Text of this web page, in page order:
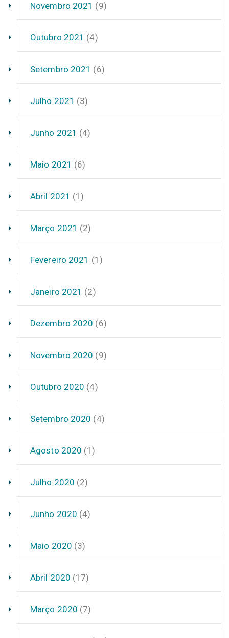
Novembro 2021 (9)
Outubro 2021 (4)
Setembro 2021 (6)
Julho 2021 (3)
Junho 2021 (4)
Maio 2021 (6)
Abril 2021 (1)
Março 2021 (2)
Fevereiro 2021 (1)
Janeiro 2021 (2)
Dezembro 2020 (6)
Novembro 2020 (9)
Outubro 2020 (4)
Setembro 2020 (4)
Agosto 2020 (1)
Julho 2020 (2)
Junho 2020 (4)
Maio 2020 (3)
Abril 2020 (17)
Março 2020 (7)